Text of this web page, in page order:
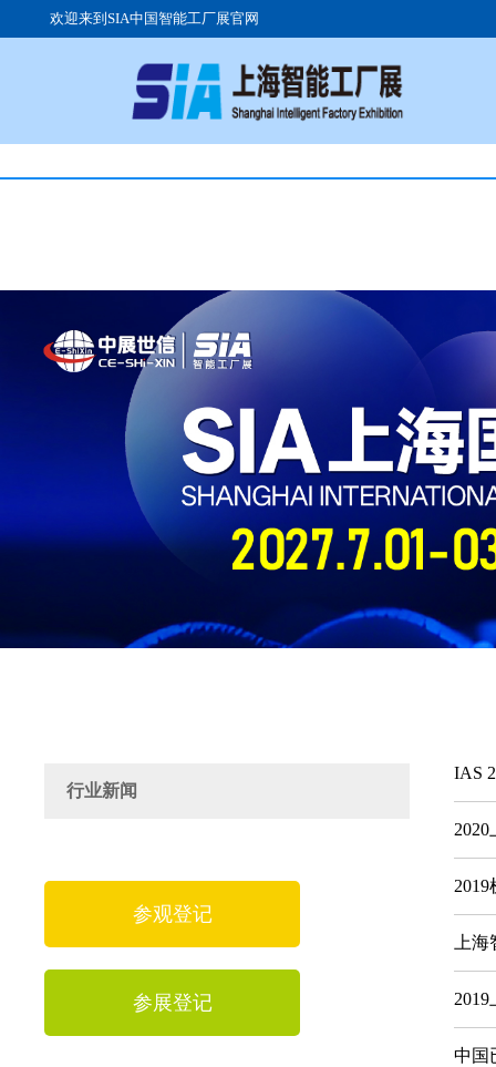
欢迎来到SIA中国智能工厂展官网
关于展会
广告投放
参展流程
展位价格
参观注册
行业新闻
参观登记
参展登记
IAS
上
中国